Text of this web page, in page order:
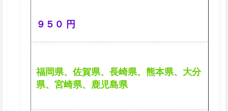
９５０ 円
福岡県、佐賀県、長崎県、熊本県、大分
県、宮崎県、鹿児島県